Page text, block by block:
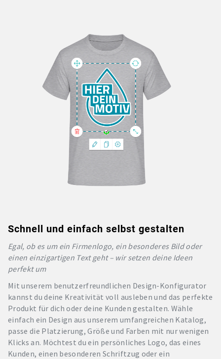
Schnell und einfach selbst gestalten
Egal, ob es um ein Firmenlogo, ein besonderes Bild oder
einen einzigartigen Text geht – wir setzen deine Ideen
perfekt um
Mit unserem benutzerfreundlichen Design-Konfigurator
kannst du deine Kreativität voll ausleben und das perfekte
Produkt für dich oder deine Kunden gestalten. Wähle
einfach ein Design aus unserem umfangreichen Katalog,
passe die Platzierung, Größe und Farben mit nur wenigen
Klicks an. Möchtest du ein persönliches Logo, das eines
Kunden, einen besonderen Schriftzug oder ein